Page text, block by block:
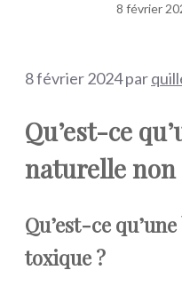
8 février
8 février 2024par
Qu’est-ce
naturelle non
Qu’est-ce
toxique ?